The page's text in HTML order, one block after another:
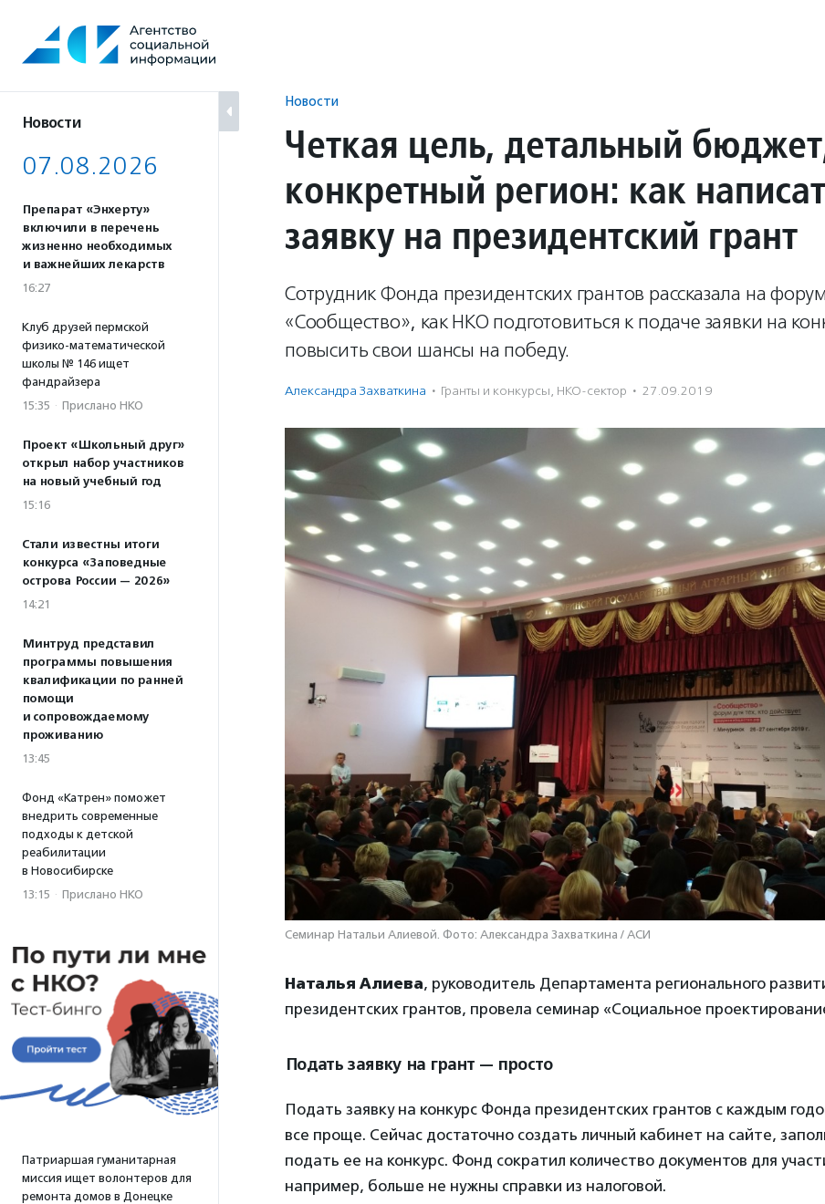
содержанию
Новости
07.08.2026
Препарат «Энхерту»
включили в перечень
жизненно необходимых
и важнейших лекарств
16:27
Клуб друзей пермской
физико-математической
школы № 146 ищет
фандрайзера
15:35 · Прислано НКО
Проект «Школьный друг»
открыл набор участников
на новый учебный год
15:16
Стали известны итоги
конкурса «Заповедные
острова России — 2026»
14:21
Минтруд представил
программы повышения
квалификации по ранней
помощи
и сопровождаемому
проживанию
13:45
Фонд «Катрен» поможет
внедрить современные
подходы к детской
реабилитации
в Новосибирске
13:15 · Прислано НКО
Патриаршая гуманитарная
миссия ищет волонтеров для
ремонта домов в Донецке
Новости
Четкая цель, детальный
конкретный регион: как
заявку на президентский грант
Сотрудник Фонда президентских грантов рассказала на
«Сообщество», как НКО подготовиться к подаче заявки на
повысить свои шансы на победу.
Александра Захваткина · Гранты и конкурсы, НКО-сектор · 27.09.2019
Семинар Натальи Алиевой. Фото: Александра Захваткина / АСИ
Наталья Алиева, руководитель Департамента регионального
президентских грантов, провела семинар «Социальное
Подать заявку на грант — просто
Подать заявку на конкурс Фонда президентских грантов с каждым
все проще. Сейчас достаточно создать личный кабинет на сайте,
подать ее на конкурс. Фонд сократил количество документов для
например, больше не нужны справки из налоговой.